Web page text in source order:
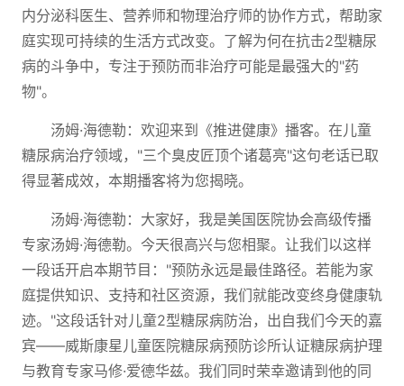
内分泌科医生、营养师和物理治疗师的协作方式，帮助家
庭实现可持续的生活方式改变。了解为何在抗击2型糖尿
病的斗争中，专注于预防而非治疗可能是最强大的"药
物"。
汤姆·海德勒：欢迎来到《推进健康》播客。在儿童
糖尿病治疗领域，"三个臭皮匠顶个诸葛亮"这句老话已取
得显著成效，本期播客将为您揭晓。
汤姆·海德勒：大家好，我是美国医院协会高级传播
专家汤姆·海德勒。今天很高兴与您相聚。让我们以这样
一段话开启本期节目："预防永远是最佳路径。若能为家
庭提供知识、支持和社区资源，我们就能改变终身健康轨
迹。"这段话针对儿童2型糖尿病防治，出自我们今天的嘉
宾——威斯康星儿童医院糖尿病预防诊所认证糖尿病护理
与教育专家马修·爱德华兹。我们同时荣幸邀请到他的同